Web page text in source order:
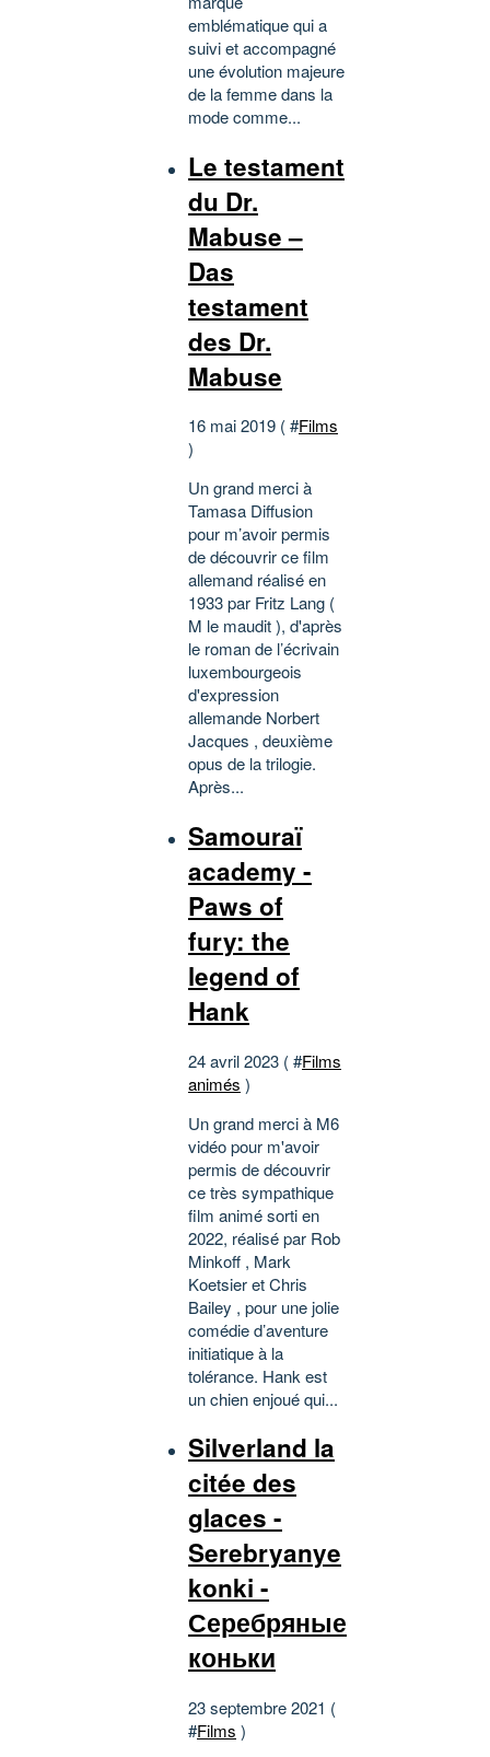
emblématique qui a
suivi et accompagné
une évolution majeure
de la femme dans la
mode comme...
Le testament
du Dr.
Mabuse –
Das
testament
des Dr.
Mabuse
16 mai 2019 ( #Films
)
Un grand merci à
Tamasa Diffusion
pour m’avoir permis
de découvrir ce film
allemand réalisé en
1933 par Fritz Lang (
M le maudit ), d'après
le roman de l’écrivain
luxembourgeois
d'expression
allemande Norbert
Jacques , deuxième
opus de la trilogie.
Après...
Samouraï
academy -
Paws of
fury: the
legend of
Hank
24 avril 2023 ( #Films
animés )
Un grand merci à M6
vidéo pour m'avoir
permis de découvrir
ce très sympathique
film animé sorti en
2022, réalisé par Rob
Minkoff , Mark
Koetsier et Chris
Bailey , pour une jolie
comédie d’aventure
initiatique à la
tolérance. Hank est
un chien enjoué qui...
Silverland la
citée des
glaces -
Serebryanye
konki -
Серебряные
коньки
23 septembre 2021 (
#Films )